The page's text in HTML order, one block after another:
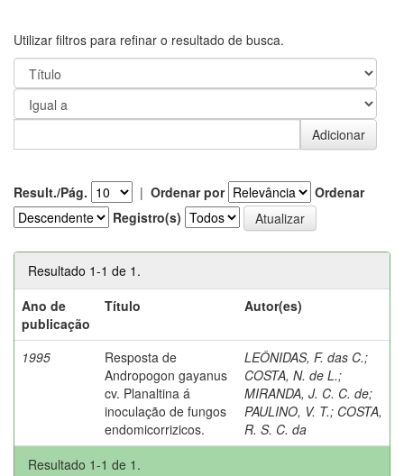
Utilizar filtros para refinar o resultado de busca.
Result./Pág. | Ordenar por
Ordenar
Registro(s)
Resultado 1-1 de 1.
Ano de
publicação
Título Autor(es)
1995
Resposta de
Andropogon gayanus
cv. Planaltina á
inoculação de fungos
endomicorrizicos.
LEÔNIDAS, F. das C.;
COSTA, N. de L.;
MIRANDA, J. C. C. de;
PAULINO, V. T.; COSTA,
R. S. C. da
Resultado 1-1 de 1.